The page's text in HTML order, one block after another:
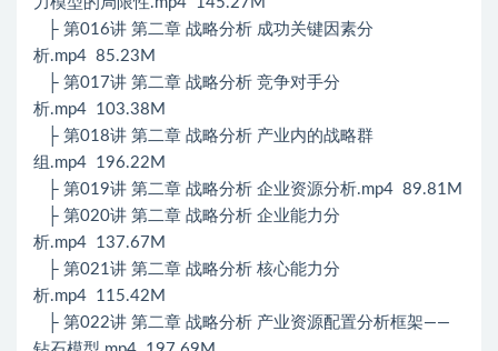
├ 第016讲 第二章 战略分析 成功关键因素分
析.mp4 85.23M
├ 第017讲 第二章 战略分析 竞争对手分
析.mp4 103.38M
├ 第018讲 第二章 战略分析 产业内的战略群
组.mp4 196.22M
├ 第019讲 第二章 战略分析 企业资源分析.mp4 89.81M
├ 第020讲 第二章 战略分析 企业能力分
析.mp4 137.67M
├ 第021讲 第二章 战略分析 核心能力分
析.mp4 115.42M
├ 第022讲 第二章 战略分析 产业资源配置分析框架——